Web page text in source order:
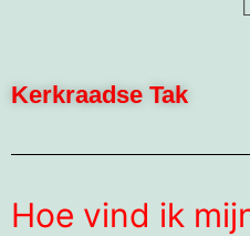
Kerkraadse Tak
Hoe vind ik